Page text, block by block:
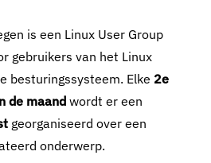
is een Linux User Group
gebruikers van het Linux
besturingssysteem. Elke 2e
de maand wordt er een
georganiseerd over een
onderwerp.